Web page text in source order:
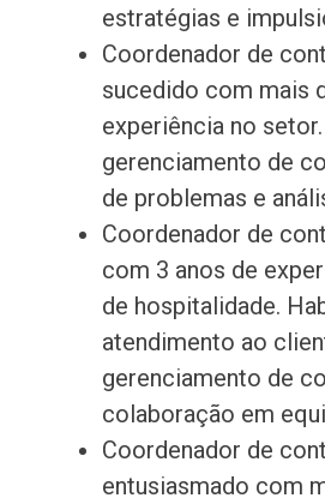
estratégias e
Coordenador de
sucedido com mais
experiência no
gerenciamento de
de problemas e
Coordenador de
com 3 anos de
de hospitalidade.
atendimento ao
gerenciamento de
colaboração em
Coordenador de
entusiasmado com